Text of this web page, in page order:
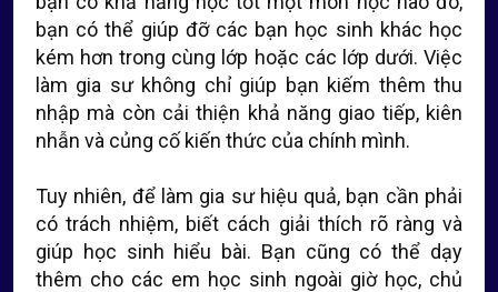
bạn có thể giúp đỡ các bạn học sinh khác học
kém hơn trong cùng lớp hoặc các lớp dưới. Việc
làm gia sư không chỉ giúp bạn kiếm thêm thu
nhập mà còn cải thiện khả năng giao tiếp, kiên
nhẫn và củng cố kiến thức của chính mình.
Tuy nhiên, để làm gia sư hiệu quả, bạn cần phải
có trách nhiệm, biết cách giải thích rõ ràng và
giúp học sinh hiểu bài. Bạn cũng có thể dạy
thêm cho các em học sinh ngoài giờ học, chủ